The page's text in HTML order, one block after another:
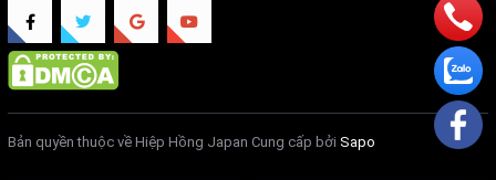
Bản quyền thuộc về Hiệp Hồng Japan Cung cấp bởi Sapo